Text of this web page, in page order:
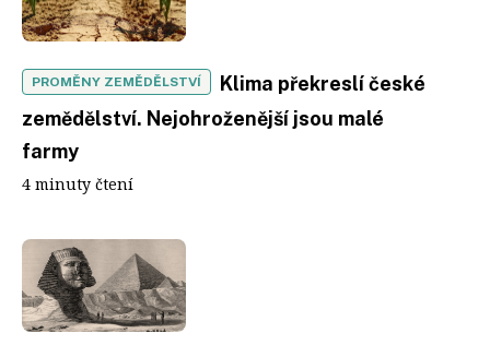
PROMĚNY ZEMĚDĚLSTVÍ
Klima překreslí české
zemědělství. Nejohroženější jsou malé
farmy
4 minuty čtení